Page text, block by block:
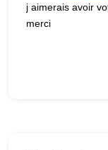
j aimerais avoir votre avis sur l'installation de la verriere .
merci